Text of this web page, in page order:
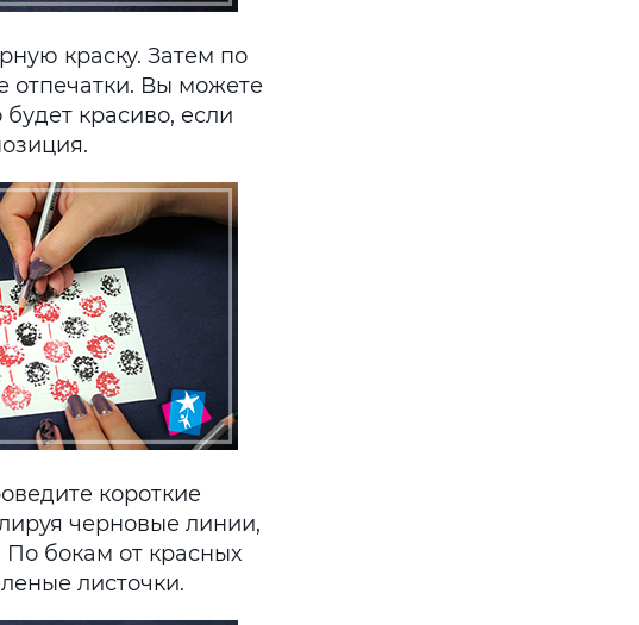
краску. Затем по
отпечатки. Вы можете
красиво, если
короткие
черновые линии,
бокам от красных
листочки.